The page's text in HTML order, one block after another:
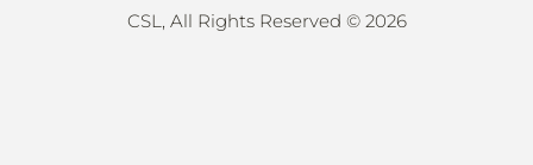
CSL, All Rights Reserved © 2026